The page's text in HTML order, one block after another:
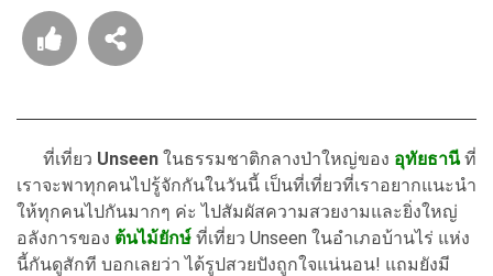
ที่เที่ยว Unseen ในธรรมชาติกลางป่าใหญ่ของ อุทัยธานีที่
เราจะพาทุกคนไปรู้จักกันในวันนี้ เป็นที่เที่ยวที่เราอยากแนะนำ
ให้ทุกคนไปกันมากๆ ค่ะ ไปสัมผัสความสวยงามและยิ่งใหญ่
อลังการของ ต้นไม้ยักษ์ ที่เที่ยว Unseen ในอำเภอบ้านไร่ แห่ง
นี้กันดูสักที บอกเลยว่า ได้รูปสวยปังถูกใจแน่นอน! แถมยังมี